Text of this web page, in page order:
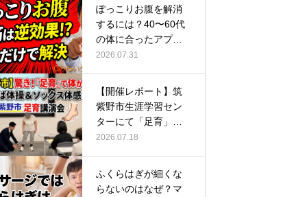
ぽっこりお腹を解消
するには？40〜60代
の体に合ったアプロ
ーチ
2026.07.31
【開催レポート】筑
紫野市生涯学習セン
ターにて「足育」講
演会に登壇し…
2026.07.18
ふくらはぎが細くな
らないのはなぜ？マ